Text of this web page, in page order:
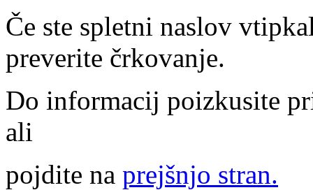
Če ste spletni naslov
preverite črkovanje.
Do informacij poizkusite
ali
pojdite na prejšnjo stran.